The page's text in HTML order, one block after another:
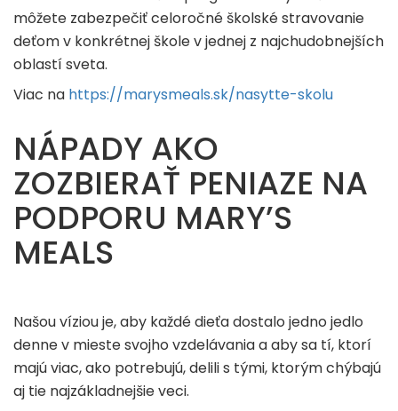
môžete zabezpečiť celoročné školské stravovanie
deťom v konkrétnej škole v jednej z najchudobnejších
oblastí sveta.
Viac na https://marysmeals.sk/nasytte-skolu
NÁPADY AKO
ZOZBIERAŤ PENIAZE NA
PODPORU MARY’S
MEALS
Našou víziou je, aby každé dieťa dostalo jedno jedlo
denne v mieste svojho vzdelávania a aby sa tí, ktorí
majú viac, ako potrebujú, delili s tými, ktorým chýbajú
aj tie najzákladnejšie veci.